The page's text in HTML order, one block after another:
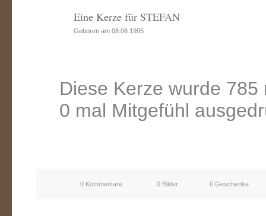
Eine Kerze für STEFAN
Geboren am 08.06.1995
Diese Kerze wurde
0 mal Mitgefühl
0 Kommentare 0 Bilder 0 Geschenke